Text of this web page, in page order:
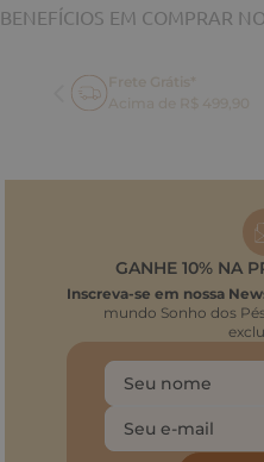
BENEFÍCIOS EM COMPRAR
GANHE 10% NA
Inscreva-se em nossa
mundo Sonho dos